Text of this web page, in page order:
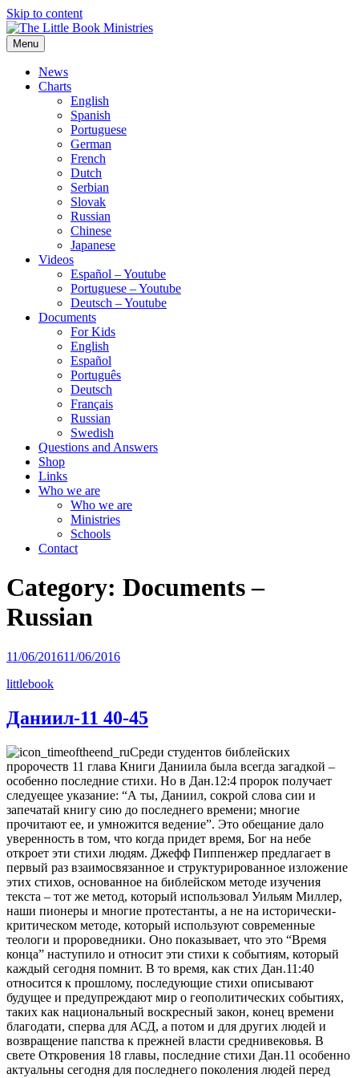
Skip to content
The Little Book Ministries
The Little Book Ministries
Menu
News
Charts
English
Spanish
Portuguese
German
French
Dutch
Serbian
Slovak
Russian
Chinese
Japanese
Videos
Español – Youtube
Portuguese – Youtube
Deutsch – Youtube
Documents
For Kids
English
Español
Português
Deutsch
Français
Russian
Swedish
Questions and Answers
Shop
Links
Who we are
Who we are
Ministries
Schools
Contact
Category: Documents –
Russian
11/06/201611/06/2016
littlebook
Даниил-11 40-45
Среди студентов библейских
пророчеств 11 глава Книги Даниила была всегда загадкой –
особенно последние стихи. Но в Дан.12:4 пророк получает
следуещее указание: “А ты, Даниил, сокрой слова сии и
запечатай книгу сию до последнего времени; многие
прочитают ее, и умножится ведение”. Это обещание дало
уверенность в том, что когда придет время, Бог на небе
откроет эти стихи людям. Джефф Пиппенжер предлагает в
первый раз взаимосвязанное и структурированное изложение
этих стихов, основанное на библейском методе изучения
текста – тот же метод, который использовал Уильям Миллер,
наши пионеры и многие протестанты, а не на исторически-
критическом методе, который используют современные
теологи и пророведники. Оно показывает, что это “Время
конца” наступило и относит эти стихи к событиям, который
каждый сегодня помнит. В то время, как стих Дан.11:40
относится к прошлому, последующие стихи описывают
будущее и предупреждают мир о геополитических событиях,
таких как национальный воскресный закон, конец времени
благодати, сперва для АСД, а потом и для других людей и
возвращение папства к прежней власти среднивековья. В
свете Откровения 18 главы, последние стихи Дан.11 особенно
актуальны сегодня для последнего поколения людей перед